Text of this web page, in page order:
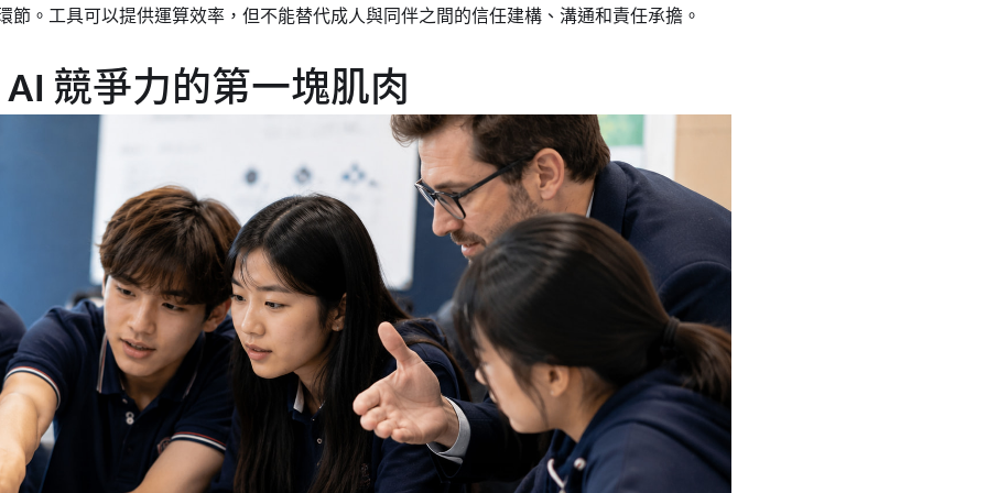
節。工具可以提供運算效率，但不能替代成人與同伴之間的信任建構、溝通和責任承擔。
競爭力的第一塊肌肉